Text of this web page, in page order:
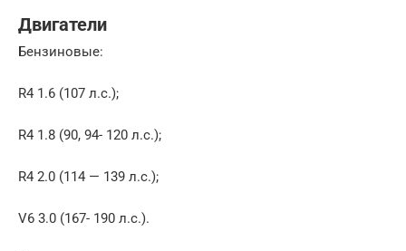
Двигатели
Бензиновые:
R4 1.6 (107 л.с.);
R4 1.8 (90, 94- 120 л.с.);
R4 2.0 (114 — 139 л.с.);
V6 3.0 (167- 190 л.с.).